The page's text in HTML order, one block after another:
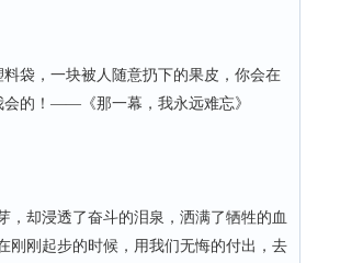
袋，一块被人随意扔下的果皮，你会在
的！——《那一幕，我永远难忘》
却浸透了奋斗的泪泉，洒满了牺牲的血
刚刚起步的时候，用我们无悔的付出，去